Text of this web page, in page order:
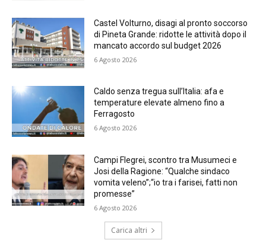
Castel Volturno, disagi al pronto soccorso
di Pineta Grande: ridotte le attività dopo il
mancato accordo sul budget 2026
6 Agosto 2026
Caldo senza tregua sull’Italia: afa e
temperature elevate almeno fino a
Ferragosto
6 Agosto 2026
Campi Flegrei, scontro tra Musumeci e
Josi della Ragione: “Qualche sindaco
vomita veleno”;“io tra i farisei, fatti non
promesse”
6 Agosto 2026
Carica altri